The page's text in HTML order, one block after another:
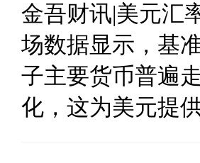
金吾财讯|美元汇
场数据显示，基
子主要货币普遍
化，这为美元提